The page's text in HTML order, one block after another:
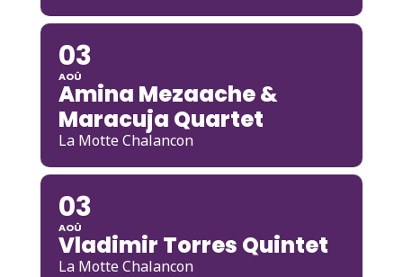
03
AOÛ
Amina Mezaache &
Maracuja Quartet
La Motte Chalancon
03
AOÛ
Vladimir Torres Quintet
La Motte Chalancon